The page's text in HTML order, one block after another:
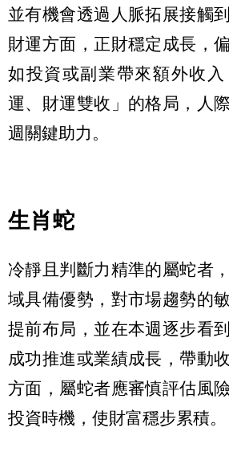
並有機會透過人脈拓展接觸
財運方面，正財穩定成長，
如投資或副業帶來額外收
運、財運雙收」的格局，人
週關鍵助力。
生肖蛇
冷靜且判斷力精準的屬蛇者
域具備優勢，對市場趨勢的
提前布局，並在本週逐步看
成功推進或業績成長，帶動
方面，屬蛇者應審慎評估風
投資時機，使財富穩步累積。